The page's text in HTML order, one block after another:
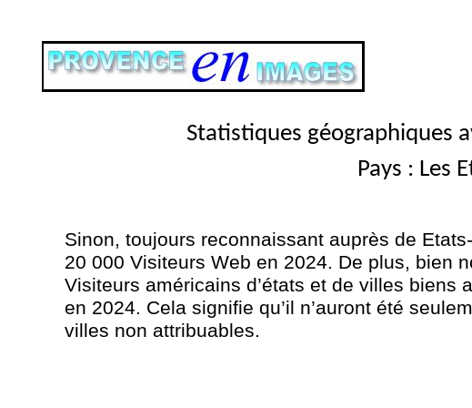
Sinon, toujours reconnaissant auprès de
20 000 Visiteurs Web en 2024. De plus, bien
Visiteurs américains d’états et de villes biens
en 2024. Cela signifie qu’il n’auront été
villes non attribuables.
Statistiques géographiques
Pays : Les